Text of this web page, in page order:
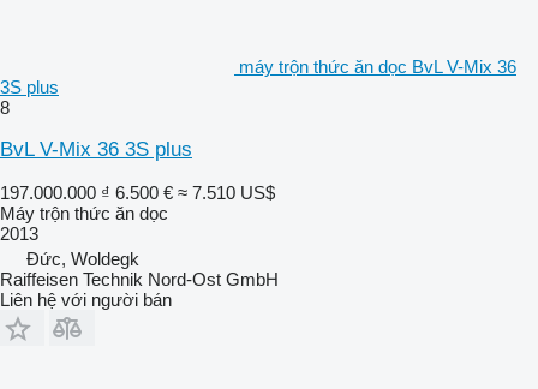
máy trộn thức ăn dọc BvL V-Mix 36
3S plus
8
BvL V-Mix 36 3S plus
197.000.000 ₫ 6.500 € ≈ 7.510 US$
Máy trộn thức ăn dọc
2013
Đức, Woldegk
Raiffeisen Technik Nord-Ost GmbH
Liên hệ với người bán